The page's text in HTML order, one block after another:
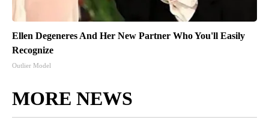
Ellen Degeneres And Her New Partner Who You'll Easily
Recognize
Outlier Model
MORE NEWS